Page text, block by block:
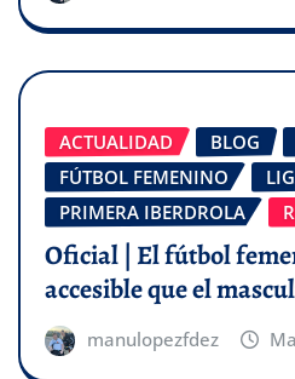
ACTUALIDAD BLOG
FÚTBOL FEMENINO
PRIMERA IBERDROLA
Oficial | El fútbol
accesible que el
manulopezfdez